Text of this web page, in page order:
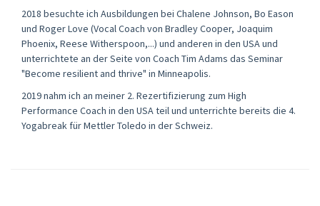
2018 besuchte ich Ausbildungen bei Chalene Johnson, Bo Eason
und Roger Love (Vocal Coach von Bradley Cooper, Joaquim
Phoenix, Reese Witherspoon,...) und anderen in den USA und
unterrichtete an der Seite von Coach Tim Adams das Seminar
"Become resilient and thrive" in Minneapolis.
2019 nahm ich an meiner 2. Rezertifizierung zum High
Performance Coach in den USA teil und unterrichte bereits die 4.
Yogabreak für Mettler Toledo in der Schweiz.